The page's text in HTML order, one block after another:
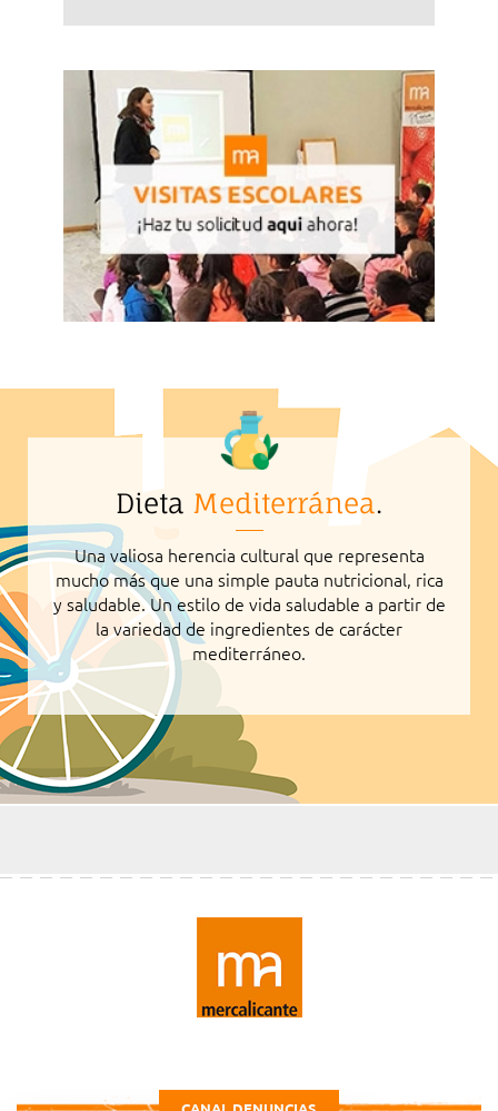
Dieta Mediterránea.
Una valiosa herencia cultural que representa
mucho más que una simple pauta nutricional, rica
y saludable. Un estilo de vida saludable a partir de
la variedad de ingredientes de carácter
mediterráneo.